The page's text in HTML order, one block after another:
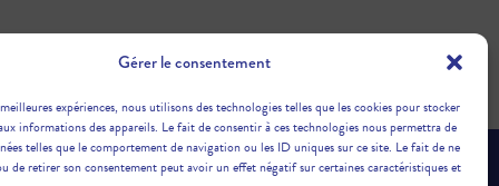
Gérer le consentement
expériences, nous utilisons des technologies telles que les cookies pour stocker
informations des appareils. Le fait de consentir à ces technologies nous permettra de
telles que le comportement de navigation ou les ID uniques sur ce site. Le fait de ne
de retirer son consentement peut avoir un effet négatif sur certaines caractéristiques et